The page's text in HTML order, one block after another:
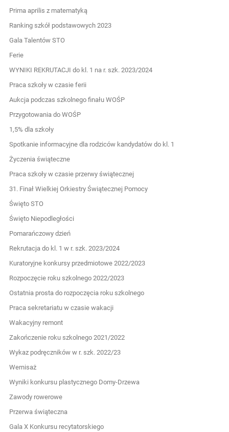
Prima aprilis z matematyką
Ranking szkół podstawowych 2023
Gala Talentów STO
Ferie
WYNIKI REKRUTACJI do kl. 1 na r. szk. 2023/2024
Praca szkoły w czasie ferii
Aukcja podczas szkolnego finału WOŚP
Przygotowania do WOŚP
1,5% dla szkoły
Spotkanie informacyjne dla rodziców kandydatów do kl. 1
Życzenia świąteczne
Praca szkoły w czasie przerwy świątecznej
31. Finał Wielkiej Orkiestry Świątecznej Pomocy
Święto STO
Święto Niepodległości
Pomarańczowy dzień
Rekrutacja do kl. 1 w r. szk. 2023/2024
Kuratoryjne konkursy przedmiotowe 2022/2023
Rozpoczęcie roku szkolnego 2022/2023
Ostatnia prosta do rozpoczęcia roku szkolnego
Praca sekretariatu w czasie wakacji
Wakacyjny remont
Zakończenie roku szkolnego 2021/2022
Wykaz podręczników w r. szk. 2022/23
Wernisaż
Wyniki konkursu plastycznego Domy-Drzewa
Zawody rowerowe
Przerwa świąteczna
Gala X Konkursu recytatorskiego